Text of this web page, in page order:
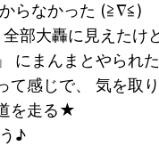
らなかった (≧∇≦)
全部大轟に見えた
にまんまとやられた
て感じで、 気を取
を走る★
♪